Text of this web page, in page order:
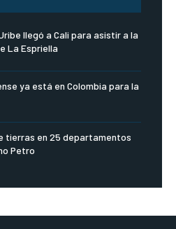
llegó a Cali para asistir a la
La Espriella
ya está en Colombia para la
tierras en 25 departamentos
Petro